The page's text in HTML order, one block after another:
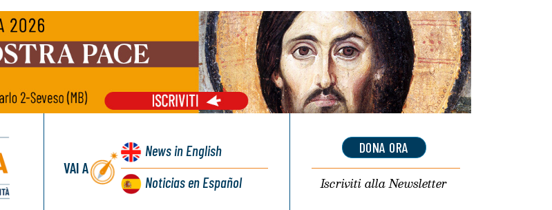
VAI A
Newsin English
Noticiasen Español
DONA ORA
Iscriviti allaNewsletter